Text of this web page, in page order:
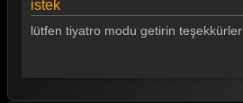
istek
lütfen tiyatro modu getirin teşekkürler